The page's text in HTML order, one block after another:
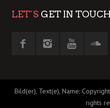
LET´S GET IN
Bild(er), Text(e), Name:
rights